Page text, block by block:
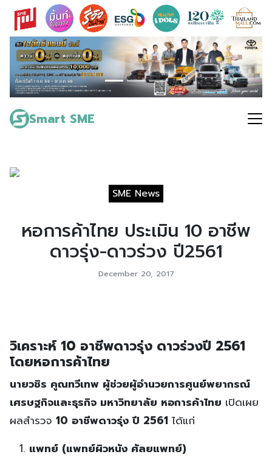
Skip
content
Smart SME
Search
for:
SME News
หอการค้าไทย ประเมิน 10 อาชีพ
ดาวรุ่ง-ดาวร่วง ปี2561
December 20, 2017
วิเคราะห์ 10 อาชีพดาวรุ่ง ดาวร่วงปี 2561
โดยหอการค้าไทย
นายวชิร คูณทวีเทพ ผู้ช่วยผู้อำนวยการศูนย์พยากรณ์
เศรษฐกิจและธุรกิจ มหาวิทยาลัย หอการค้าไทย เปิดเผย
ผลสำรวจ 10 อาชีพดาวรุ่ง ปี 2561 ได้แก่
แพทย์ (แพทย์ผิวหนัง ศัลยแพทย์)